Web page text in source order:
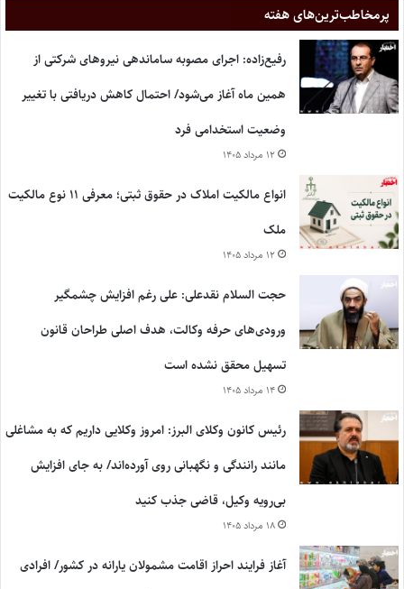
پر‌مخاطب‌ترین‌های هفته
رفیع‌زاده: اجرای مصوبه ساماندهی نیروهای شرکتی از
همین ماه آغاز می‌شود/ احتمال کاهش دریافتی با تغییر
وضعیت استخدامی فرد
۱۲ مرداد ۱۴۰۵
انواع مالکیت املاک در حقوق ثبتی؛ معرفی ۱۱ نوع مالکیت
ملک
۱۲ مرداد ۱۴۰۵
حجت السلام نقدعلی: علی رغم افزایش چشمگیر
ورودی‌های حرفه وکالت، هدف اصلی طراحان قانون
تسهیل محقق نشده است
۱۴ مرداد ۱۴۰۵
رئیس کانون وکلای البرز: امروز وکلایی داریم که به مشاغلی
مانند رانندگی و نگهبانی روی آورده‌اند/ به جای افزایش
بی‌رویه وکیل، قاضی جذب کنید
۱۸ مرداد ۱۴۰۵
آغاز فرایند احراز اقامت مشمولان یارانه در کشور/ افرادی